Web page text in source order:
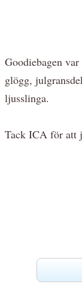
Goodiebagen
glögg,
ljusslinga.
Tack ICA för att